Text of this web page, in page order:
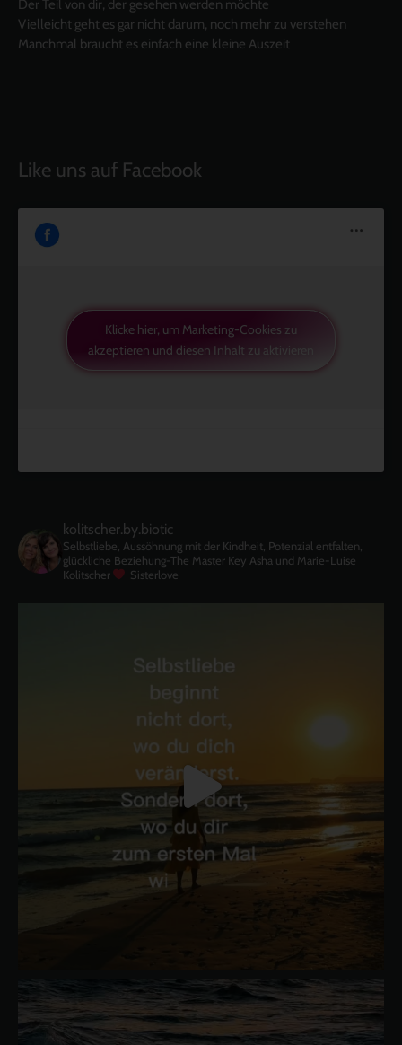
Der Teil von dir, der gesehen werden möchte
Vielleicht geht es gar nicht darum, noch mehr zu verstehen
Manchmal braucht es einfach eine kleine Auszeit
Like uns auf Facebook
Klicke hier, um Marketing-Cookies zu
akzeptieren und diesen Inhalt zu aktivieren
kolitscher.by.biotic
Selbstliebe, Aussöhnung mit der Kindheit, Potenzial entfalten,
glückliche Beziehung-The Master Key Asha und Marie-Luise
Kolitscher
Sisterlove